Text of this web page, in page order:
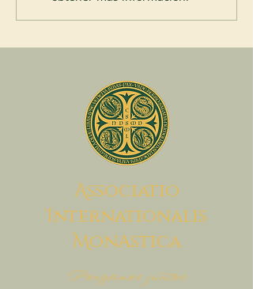
Associatio
Internationalis
MonAstica
Pongamos juntos